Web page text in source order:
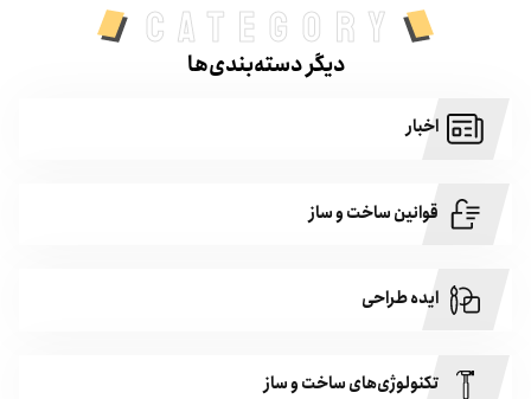
category
دیگر دسته‌بندی‌ها
اخبار
قوانین ساخت و ساز
ایده طراحی
تکنولوژی‌های ساخت و ساز